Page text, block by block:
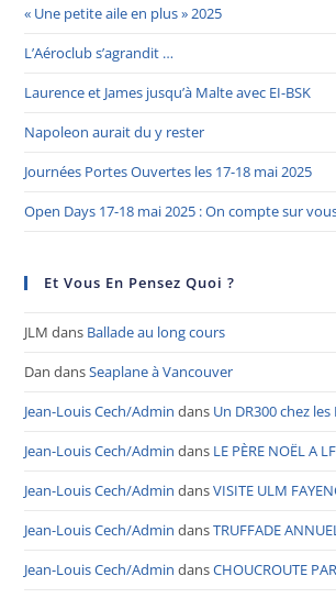
« Une petite aile en plus » 2025
L’Aéroclub s’agrandit …
Laurence et James jusqu’à Malte avec EI-BSK
Napoleon aurait du y rester
Journées Portes Ouvertes les 17-18 mai 2025
Open Days 17-18 mai 2025 : On compte sur
Et Vous En Pensez Quoi ?
JLM dans Ballade au long cours
Dan dansSeaplane à Vancouver
Jean-Louis Cech/Admin dans Un DR300 chez
Jean-Louis Cech/Admin dans LE PÈRE NOËL A
Jean-Louis Cech/Admin dansVISITE ULM
Jean-Louis Cech/Admin dansTRUFFADE
Jean-Louis Cech/Admin dansCHOUCROUTE